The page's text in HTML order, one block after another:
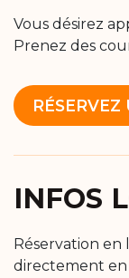
Vous désirez
Prenez des
RÉSERVEZ
INFOS
Réservation
directement en